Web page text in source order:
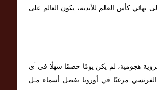
كأس العالم للأندية، يكون العالم على
هجومية، لم يكن يومًا خصمًا سهلًا في أي
الفرنسي مرعبًا في أوروبا بفضل أسماء مثل